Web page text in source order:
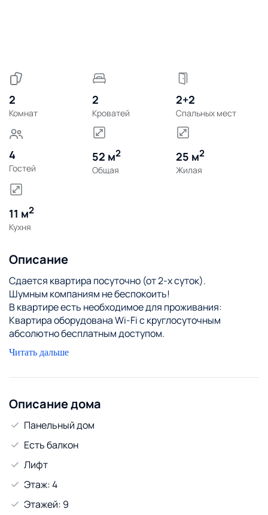
2
Комнат
2
Кроватей
2+2
Спальных мест
4
Гостей
52 м2
Общая
25 м2
Жилая
11 м2
Кухня
Описание
Сдается квартира посуточно (от 2-х суток).
Шумным компаниям не беспокоить!
В квартире есть необходимое для проживания:
Квартира оборудована Wi-Fi с круглосуточным
абсолютно бесплатным доступом.
Всегда чистое свежее постельное бельё, идеальный
порядок и чистота.
посуда, кастрюли и сковородки, столовые приборы,
кружки, моющие средства.
Ванная комната со всеми необходимыми удобствами:
свежие банные полотенца, средства гигиены .
Форма оплаты: наличный и безналичный расчет.
Предоставляются отчетные документы.
При заселении - при себе иметь документ ,
удостоверяющий личность.
В квартире запрещается:
Читать дальше
Описание дома
Панельный дом
Есть балкон
Лифт
Этаж: 4
Этажей: 9